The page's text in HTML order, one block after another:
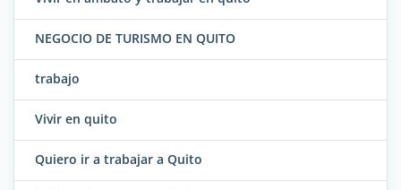
NEGOCIO DE TURISMO EN QUITO
trabajo
Vivir en quito
Quiero ir a trabajar a Quito